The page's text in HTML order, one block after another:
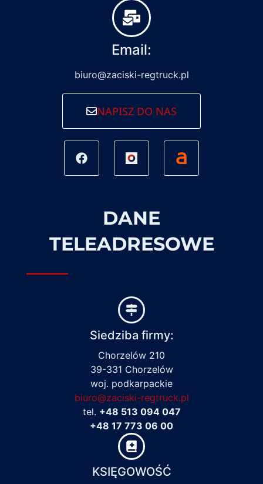
Email:
biuro@zaciski-regtruck.pl
NAPISZ DO NAS
DANE
TELEADRESOWE
Siedziba firmy:
Chorzelów 210
39-331 Chorzelów
woj. podkarpackie
biuro@zaciski-regtruck.pl
tel. +48 513 094 047
+48 17 773 06 00
KSIĘGOWOŚĆ